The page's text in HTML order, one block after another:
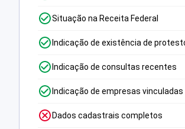
Situação na Receita Federal
Indicação de existência de
Indicação de consultas recentes
Indicação de empresas vinculadas
Dados cadastrais completos